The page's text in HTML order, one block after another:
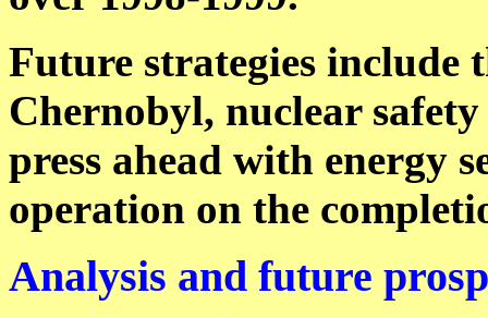
Future strategies include
Chernobyl, nuclear
press ahead with energy
operation on the
Analysis and future